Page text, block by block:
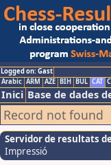
Logged on: Gast
Arabic ARM AZE BIH BUL CAT
Inici Base de dades
Record not found
Servidor de resultats
Impressió